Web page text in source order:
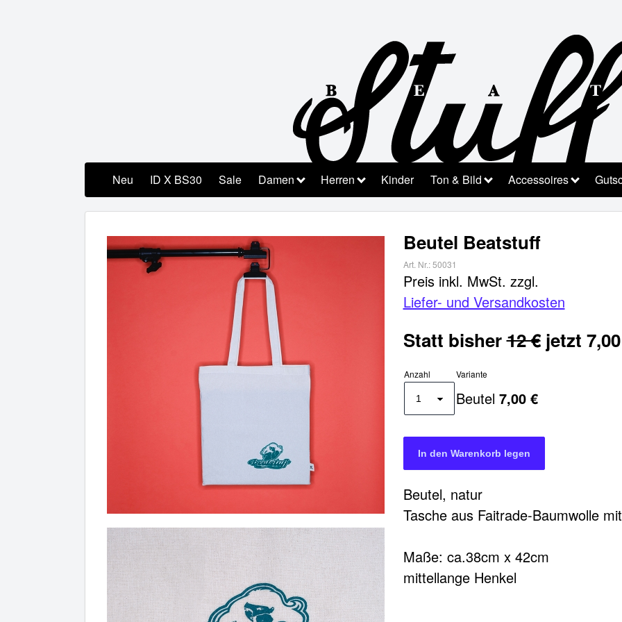
Neu ID X BS30 Sale Damen Herren Kinder Ton & Bild Accessoires
Beutel Beatstuff
Art. Nr.:50031
Preis inkl. MwSt. zzgl.
Liefer- und Versandkosten
Statt bisher12 €jetzt
Anzahl Variante
Beutel 7,00 €
Beutel, natur
Tasche aus Faitrade-Baumwolle
Maße: ca.38cm x 42cm
mittellange Henkel
Artikel hinzugefügt
Dein Warenkorb ist für Sekunden
Beutel Beatstuff